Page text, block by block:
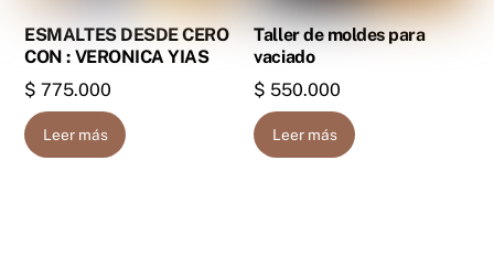
ESMALTES DESDE CERO
CON : VERONICA YIAS
$ 775.000
Leer más
Taller de moldes para
vaciado
$ 550.000
Leer más